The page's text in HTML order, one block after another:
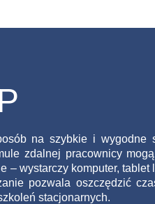
na szybkie i wygodne
zdalnej pracownicy
– wystarczy komputer, tablet
pozwala oszczędzić
stacjonarnych.